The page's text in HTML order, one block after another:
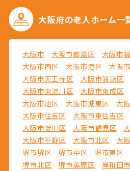
大阪府の老人ホーム一
大阪市 大阪市都島区 大阪市
大阪市西区
大阪市港区
大阪
大阪市天王寺区
大阪市浪速区
大阪市東淀川区
大阪市東成区
大阪市旭区
大阪市城東区
大
大阪市住吉区
大阪市東住吉区
大阪市淀川区
大阪市鶴見区
大阪市平野区
大阪市北区 大
堺市堺区
堺市中区 堺市東区
堺市北区
堺市美原区 岸和田市